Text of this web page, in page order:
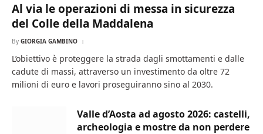
Al via le operazioni di messa in sicurezza
del Colle della Maddalena
By GIORGIA GAMBINO
L’obiettivo è proteggere la strada dagli smottamenti e dalle
cadute di massi, attraverso un investimento da oltre 72
milioni di euro e lavori proseguiranno sino al 2030.
Valle d’Aosta ad agosto 2026: castelli,
archeologia e mostre da non perdere